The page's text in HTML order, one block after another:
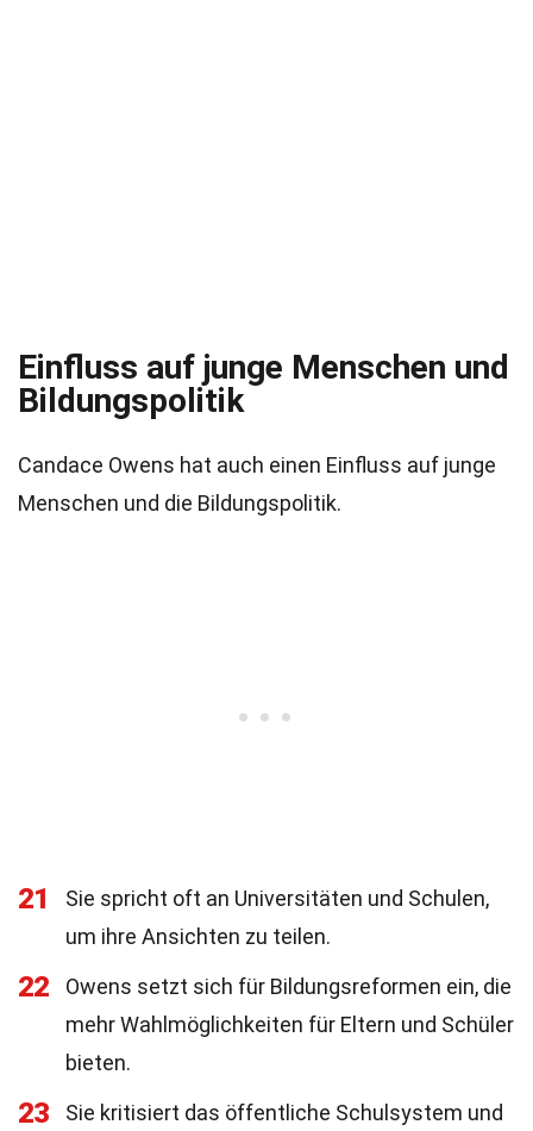
Einfluss auf junge Menschen und
Bildungspolitik
Candace Owens hat auch einen Einfluss auf junge
Menschen und die Bildungspolitik.
21
Sie spricht oft an Universitäten und Schulen,
um ihre Ansichten zu teilen.
22
Owens setzt sich für Bildungsreformen ein, die
mehr Wahlmöglichkeiten für Eltern und Schüler
bieten.
23
Sie kritisiert das öffentliche Schulsystem und